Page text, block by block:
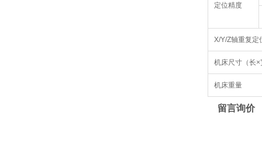
定位精度
X/Y/Z轴重复定
机床尺寸（长×
机床重量
留言询价